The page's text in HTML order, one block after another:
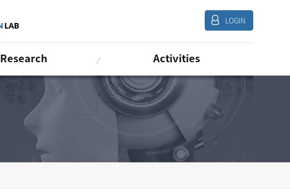
LOGIN
Research Activities